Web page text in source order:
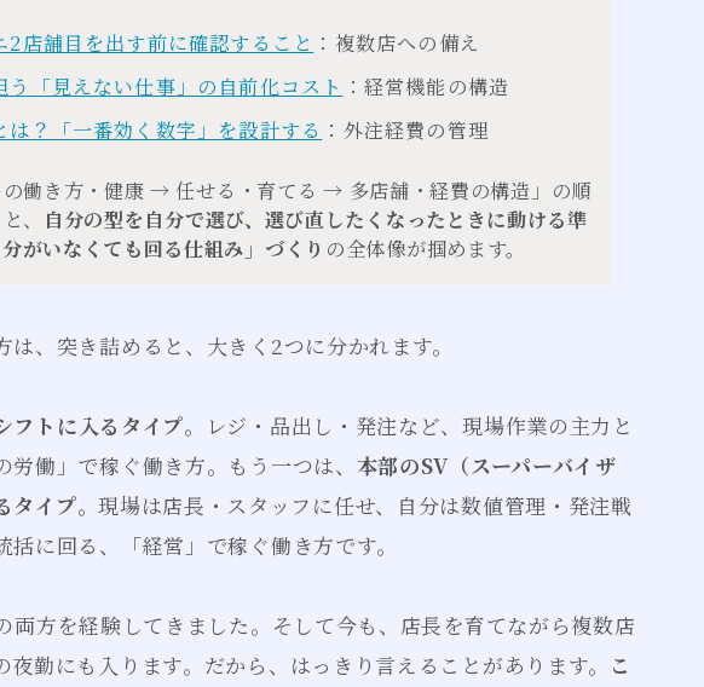
2店舗目を出す前に確認すること ：複数店への備え
う「見えない仕事」の自前化コスト ：経営機能の構造
は？「一番効く数字」を設計する ：外注経費の管理
の働き方・健康 → 任せる・育てる → 多店舗・経費の構造」の順
、
自分の型を自分で選び、選び直したくなったときに動ける準
がいなくても回る仕組み」づくり の全体像が掴めます。
、突き詰めると、大きく2つに分かれます。
フトに入るタイプ。レジ・品出し・発注など、現場作業の主力と
働」で稼ぐ働き方。もう一つは、 本部のSV（スーパーバイザ
タイプ。現場は店長・スタッフに任せ、自分は数値管理・発注戦
に回る、「経営」で稼ぐ働き方です。
両方を経験してきました。そして今も、店長を育てながら複数店
勤にも入ります。だから、はっきり言えることがあります。 こ